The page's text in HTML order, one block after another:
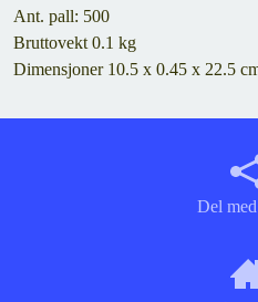
Ant. pall: 500
Bruttovekt 0.1 kg
Dimensjoner 10.5 x 0.45 x 22.5
Del